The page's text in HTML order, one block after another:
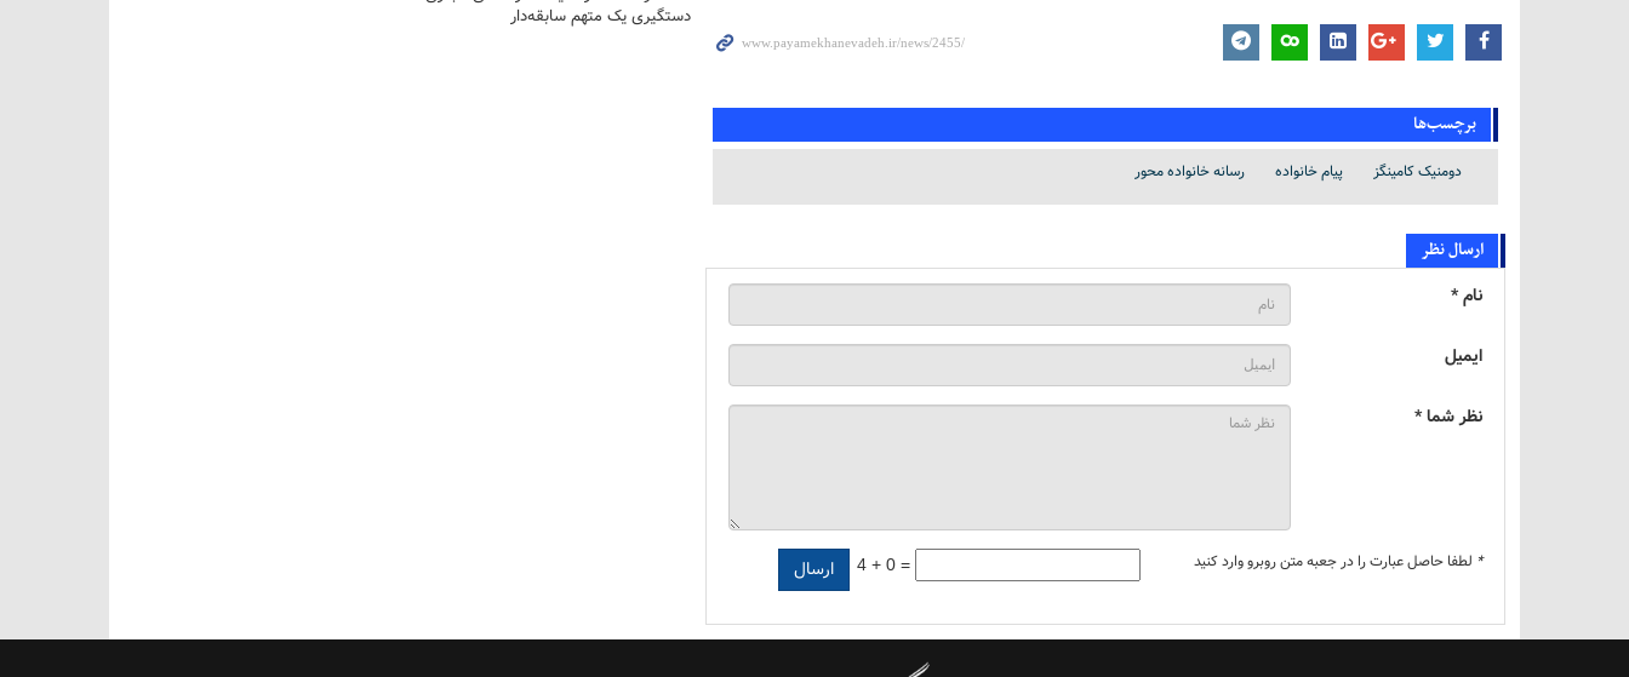
برچسب‌ها
دومنیک کامینگز پیام خانواده رسانه خانواده محور
ارسال نظر
نام *
ایمیل
نظر شما *
* لطفا حاصل عبارت را در جعبه متن روبرو وارد کنید 4 + 0 =
دستگیری یک متهم سابقه‌دار